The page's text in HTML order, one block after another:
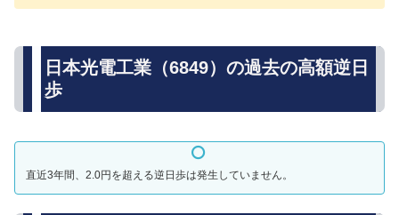
日本光電工業（6849）の過去の高額逆日
歩
直近3年間、2.0円を超える逆日歩は発生していません。